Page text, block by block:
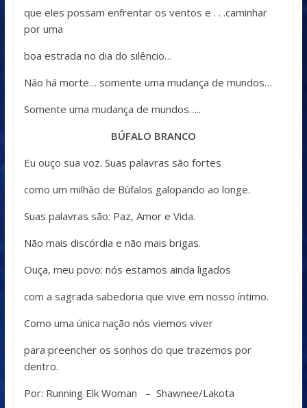
que eles possam enfrentar os ventos e . . .caminhar
por uma
boa estrada no dia do silêncio…
Não há morte… somente uma mudança de mundos…
Somente uma mudança de mundos…..
BÚFALO BRANCO
Eu ouço sua voz. Suas palavras são fortes
como um milhão de Búfalos galopando ao longe.
Suas palavras são: Paz, Amor e Vida.
Não mais discórdia e não mais brigas.
Ouça, meu povo: nós estamos ainda ligados
com a sagrada sabedoria que vive em nosso íntimo.
Como uma única nação nós viemos viver
para preencher os sonhos do que trazemos por
dentro.
Por: Running Elk Woman – Shawnee/Lakota